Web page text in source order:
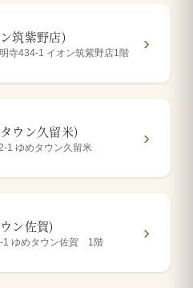
筑紫野店)
寺434-1 イオン筑紫野店1階
ウン久留米)
1 ゆめタウン久留米
ン佐賀)
1 ゆめタウン佐賀 1階